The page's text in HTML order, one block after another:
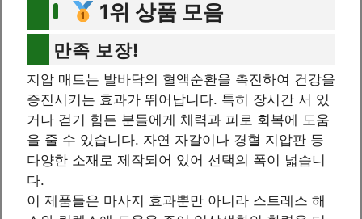
1위 상품 모음
만족 보장!
지압 매트는 발바닥의 혈액순환을 촉진하여 건강을
증진시키는 효과가 뛰어납니다. 특히 장시간 서 있
거나 걷기 힘든 분들에게 체력과 피로 회복에 도움
을 줄 수 있습니다. 자연 자갈이나 경혈 지압판 등
다양한 소재로 제작되어 있어 선택의 폭이 넓습니
다.
이 제품들은 마사지 효과뿐만 아니라 스트레스 해